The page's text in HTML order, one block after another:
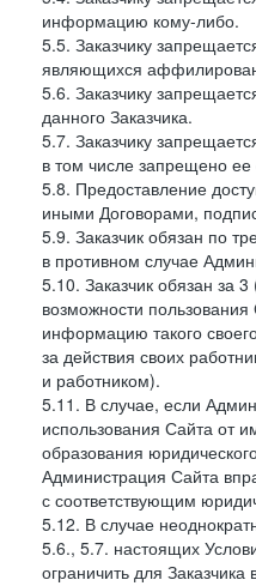
информацию кому-либо.
5.5. Заказчику
являющихся
5.6. Заказчику
данного Заказчика.
5.7. Заказчику
в том числе запрещено
5.8. Предоставление
иными Договорами,
5.9. Заказчик обязан по
в противном случае
5.10. Заказчик обязан за
возможности
информацию такого
за действия своих
и работником).
5.11. В случае, если
использования Сайта от
образования
Администрация Сайта
с соответствующим
5.12. В случае
5.6., 5.7. настоящих
ограничить для